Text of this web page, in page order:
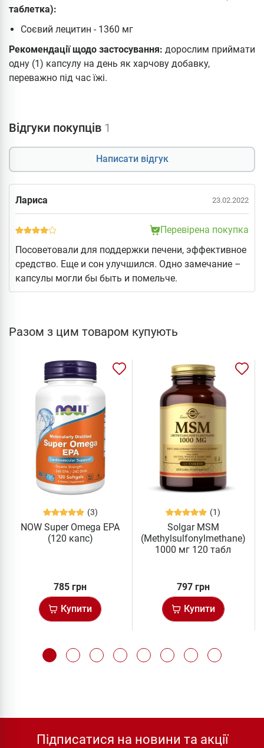
таблетка):
Соєвий лецитин - 1360 мг
Рекомендації щодо застосування: дорослим приймати
одну (1) капсулу на день як харчову добавку,
переважно під час їжі.
Відгуки покупців 1
Написати відгук
Лариса 23.02.2022
Перевірена покупка
Посоветовали для поддержки печени, эффективное
средство. Еще и сон улучшился. Одно замечание –
капсулы могли бы быть и помельче.
Разом з цим товаром купують
(3)
NOW Super Omega EPA
(120 капс)
785 грн
Купити
(1)
Solgar MSM
(Methylsulfonylmethane)
1000 мг 120 табл
797 грн
Купити
Підписатися на новини та акції